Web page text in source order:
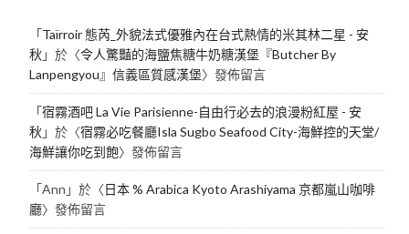
「Taïrroir 態芮_外貌法式優雅內在台式熱情的米其林二星 - 安
秋 」於〈令人驚豔的海鹽焦糖牛奶糖漢堡『Butcher By
Lanpengyou』信義區質感漢堡〉發佈留言
「宿霧酒吧 La Vie Parisienne-自由行必去的浪漫粉紅屋 - 安
秋 」於〈宿霧必吃餐廳Isla Sugbo Seafood City-海鮮控的天堂/
海鮮讓你吃到飽〉發佈留言
「Ann 」於〈日本 % Arabica Kyoto Arashiyama 京都嵐山咖啡
廳〉發佈留言